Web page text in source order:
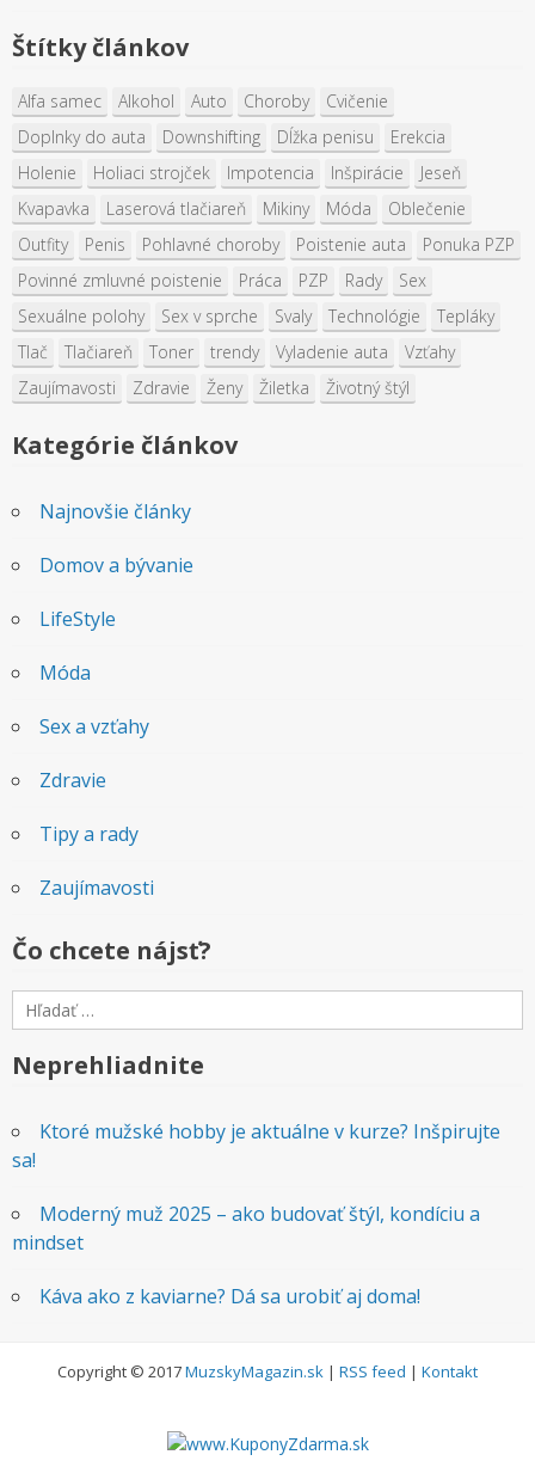
Štítky článkov
Alfa samec Alkohol Auto Choroby
Cvičenie
Doplnky do auta
Downshifting Dĺžka penisu
Erekcia
Holenie
Holiaci strojček Impotencia Inšpirácie
Jeseň
Kvapavka
Laserová tlačiareň Mikiny Móda
Oblečenie
Outfity
Penis Pohlavné choroby Poistenie auta
Ponuka PZP
Povinné zmluvné poistenie
Práca PZP Rady
Sex
Sexuálne polohy
Sex v sprche Svaly Technológie
Tepláky
Tlač
Tlačiareň Toner trendy Vyladenie auta
Vzťahy
Zaujímavosti
Zdravie Ženy Žiletka Životný štýl
Kategórie článkov
Najnovšie články
Domov a bývanie
LifeStyle
Móda
Sex a vzťahy
Zdravie
Tipy a rady
Zaujímavosti
Čo chcete nájsť?
Hľadať:
Neprehliadnite
Ktoré mužské hobby je aktuálne v kurze? Inšpirujte
sa!
Moderný muž 2025 – ako budovať štýl, kondíciu a
mindset
Káva ako z kaviarne? Dá sa urobiť aj doma!
Copyright © 2017MuzskyMagazin.sk | RSS feed | Kontakt